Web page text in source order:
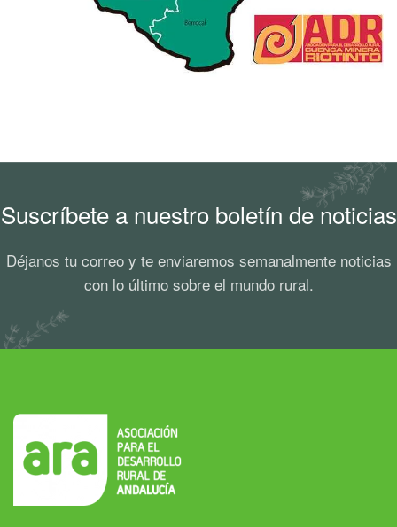
Suscríbete a nuestro boletín de noticias
Déjanos tu correo y te enviaremos semanalmente noticias
con lo último sobre el mundo rural.